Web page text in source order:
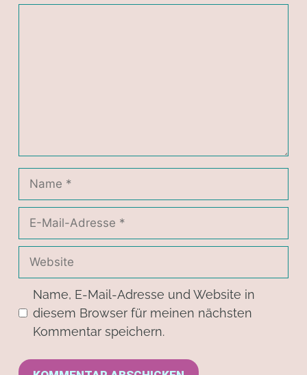
Name, E-Mail-Adresse und Website in
diesem Browser für meinen nächsten
Kommentar speichern.